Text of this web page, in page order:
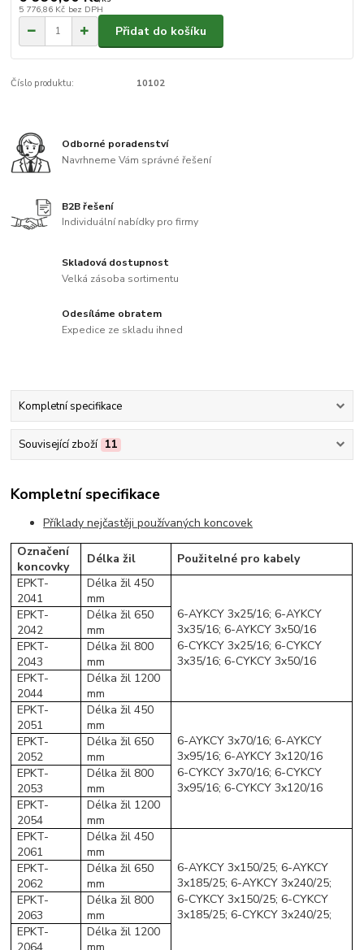
5 776,86 Kč bez DPH
Přidat do košíku
Číslo produktu: 10102
Odborné poradenství
Navrhneme Vám správné řešení
B2B řešení
Individuální nabídky pro firmy
Skladová dostupnost
Velká zásoba sortimentu
Odesíláme obratem
Expedice ze skladu ihned
Kompletní specifikace
Související zboží 11
Kompletní specifikace
Příklady nejčastěji používaných koncovek
Označení
koncovky
Délka žil
Použitelné pro kabely
EPKT-
2041
Délka žil 450
mm
EPKT-
2042
Délka žil 650
mm
6-AYKCY 3x25/16; 6-AYKCY
3x35/16; 6-AYKCY 3x50/16
EPKT-
2043
Délka žil 800
mm
6-CYKCY 3x25/16; 6-CYKCY
3x35/16; 6-CYKCY 3x50/16
EPKT-
2044
Délka žil 1200
mm
EPKT-
2051
Délka žil 450
mm
EPKT-
2052
Délka žil 650
mm
6-AYKCY 3x70/16; 6-AYKCY
3x95/16; 6-AYKCY 3x120/16
EPKT-
2053
Délka žil 800
mm
6-CYKCY 3x70/16; 6-CYKCY
3x95/16; 6-CYKCY 3x120/16
EPKT-
2054
Délka žil 1200
mm
EPKT-
2061
Délka žil 450
mm
EPKT-
2062
Délka žil 650
mm
6-AYKCY 3x150/25; 6-AYKCY
3x185/25; 6-AYKCY 3x240/25;
EPKT-
2063
Délka žil 800
mm
6-CYKCY 3x150/25; 6-CYKCY
3x185/25; 6-CYKCY 3x240/25;
EPKT-
Délka žil 1200